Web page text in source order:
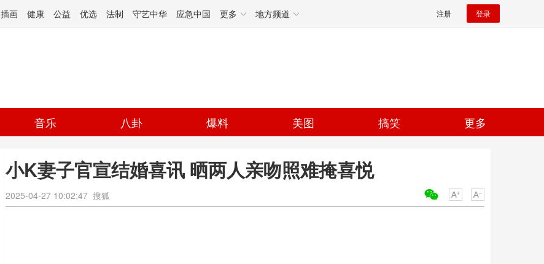
插画 健康 公益 优选 法制 守艺中华 应急中国 更多 地方频道 注册 登录
音乐 八卦 爆料 美图 搞笑 更多
小K妻子官宣结婚喜讯 晒两人亲吻照难掩喜悦
2025-04-27 10:02:47 搜狐